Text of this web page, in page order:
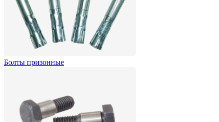
Болты призонные